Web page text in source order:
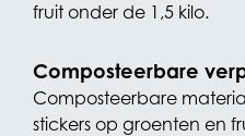
fruit onder de 1,5 kilo.
Composteerbare
Composteerbare
stickers op groenten en